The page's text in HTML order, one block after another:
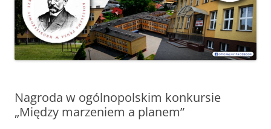
Nagroda w ogólnopolskim konkursie
„Między marzeniem a planem”